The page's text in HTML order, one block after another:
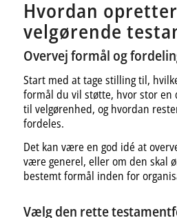
Hvordan
velgørende
Overvej formål og
Start med at tage stilling til,
formål du vil støtte, hvor stor en
til velgørenhed, og hvordan
fordeles.
Det kan være en god idé at
være generel, eller om den skal
bestemt formål inden for
Vælg den rette